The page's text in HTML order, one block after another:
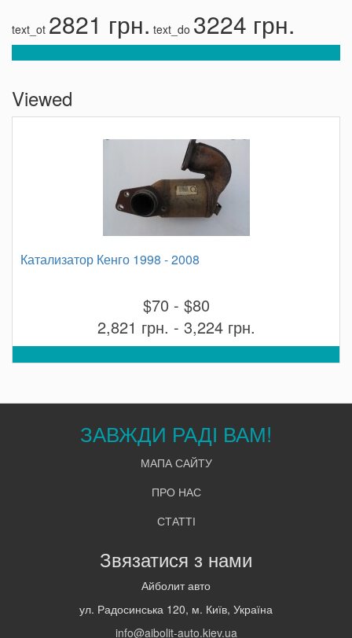
text_ot 2821 грн. text_do 3224 грн.
Viewed
Катализатор Кенго 1998 - 2008
$70 - $80
2,821 грн. - 3,224 грн.
ЗАВЖДИ РАДІ ВАМ!
МАПА САЙТУ
ПРО НАС
СТАТТІ
Звязатися з нами
Айболит авто
ул. Радосинська 120, м. Київ, Україна
info@aibolit-auto.kiev.ua